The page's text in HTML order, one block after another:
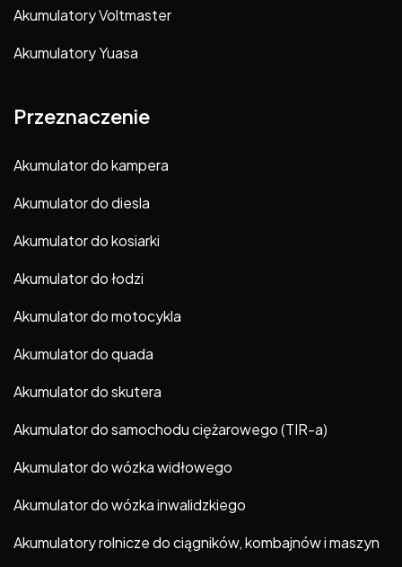
Akumulatory Voltmaster
Akumulatory Yuasa
Przeznaczenie
Akumulator do kampera
Akumulator do diesla
Akumulator do kosiarki
Akumulator do łodzi
Akumulator do motocykla
Akumulator do quada
Akumulator do skutera
Akumulator do samochodu ciężarowego (TIR-a)
Akumulator do wózka widłowego
Akumulator do wózka inwalidzkiego
Akumulatory rolnicze do ciągników, kombajnów i maszyn